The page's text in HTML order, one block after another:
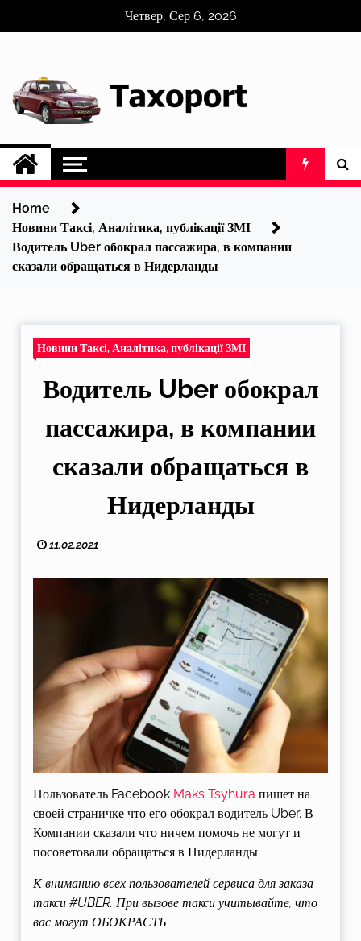
Четвер, Сер 6, 2026
Home
Новини Таксі, Аналітика, публікації ЗМІ
Водитель Uber обокрал пассажира, в компании
сказали обращаться в Нидерланды
Новини Таксі, Аналітика, публікації ЗМІ
Водитель Uber обокрал
пассажира, в компании
сказали обращаться в
Нидерланды
11.02.2021
Пользователь Facebook Maks Tsyhura пишет на
своей страничке что его обокрал водитель Uber. В
Компании сказали что ничем помочь не могут и
посоветовали обращаться в Нидерланды.
К вниманию всех пользователей сервиса для заказа
такси #UBER. При вызове такси учитывайте, что
вас могут ОБОКРАСТЬ